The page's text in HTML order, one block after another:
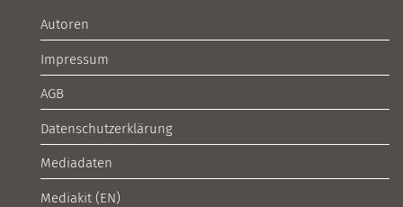
Autoren
Impressum
AGB
Datenschutzerklärung
Mediadaten
Mediakit (EN)